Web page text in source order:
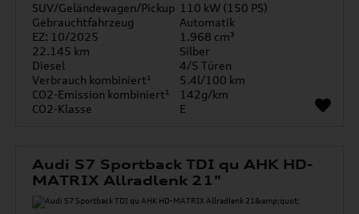
SUV/Geländewagen/Pickup 110 kW (150 PS)
Gebrauchtfahrzeug
Automatik
EZ: 10/2025
1.968 cm³
22.145 km
Silber
Diesel
4/5 Türen
Verbrauch kombiniert¹
5.4l/100 km
CO2-Emission kombiniert¹
142g/km
CO2-Klasse
E
Audi S7 Sportback TDI qu AHK HD-
MATRIX Allradlenk 21"